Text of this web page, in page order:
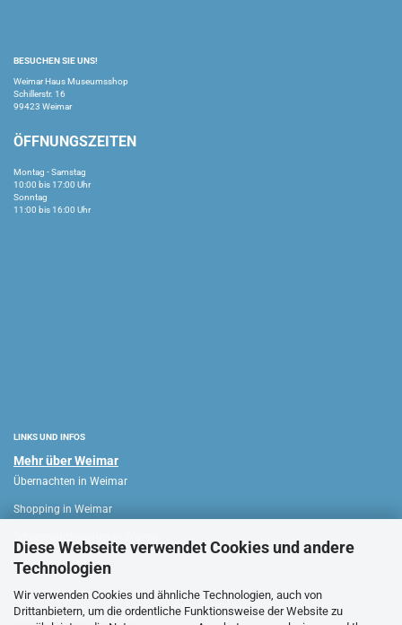
Diese Webseite verwendet Cookies und andere
Technologien
Wir verwenden Cookies und ähnliche Technologien, auch von
Drittanbietern, um die ordentliche Funktionsweise der Website zu
BESUCHEN SIE UNS!
Weimar Haus Museumsshop
Schillerstr. 16
99423 Weimar
ÖFFNUNGSZEITEN
Montag - Samstag
10:00 bis 17:00 Uhr
Sonntag
11:00 bis 16:00 Uhr
LINKS UND INFOS
Mehr über Weimar
Übernachten in Weimar
Shopping in Weimar
WEIMAR HAUS
Verkaufsoffene Sonntage